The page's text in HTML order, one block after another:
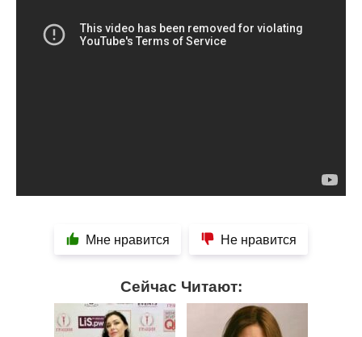
Мне нравится Не нравится
Сейчас Читают: